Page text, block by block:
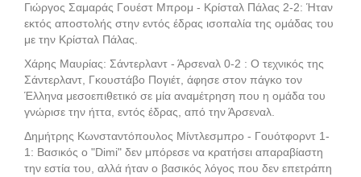
Γιώργος Σαμαράς Γουέστ Μπρομ - Κρίσταλ Πάλας 2-2: Ήταν
εκτός αποστολής στην εντός έδρας ισοπαλία της ομάδας του
με την Κρίσταλ Πάλας.
Χάρης Μαυρίας: Σάντερλαντ - Άρσεναλ 0-2 : Ο τεχνικός της
Σάντερλαντ, Γκουστάβο Πογιέτ, άφησε στον πάγκο τον
Έλληνα μεσοεπιθετικό σε μία αναμέτρηση που η ομάδα του
γνώρισε την ήττα, εντός έδρας, από την Άρσεναλ.
Δημήτρης Κωνσταντόπουλος Μίντλεσμπρο - Γουότφορντ 1-
1: Βασικός ο "Dimi" δεν μπόρεσε να κρατήσει απαραβίαστη
την εστία του, αλλά ήταν ο βασικός λόγος που δεν επετράπη